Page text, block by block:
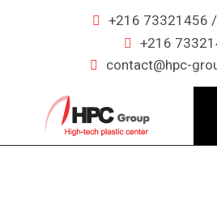
+216 73321456
+216
contact@hpc-